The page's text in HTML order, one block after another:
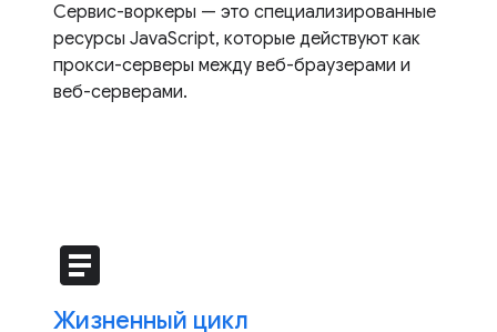
Сервис-воркеры — это специализированные
ресурсы JavaScript, которые действуют как
прокси-серверы между веб-браузерами и
веб-серверами.
article
Жизненный цикл